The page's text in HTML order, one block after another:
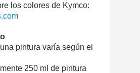
los colores de Kymco:
pintura varía según el
250 ml de pintura